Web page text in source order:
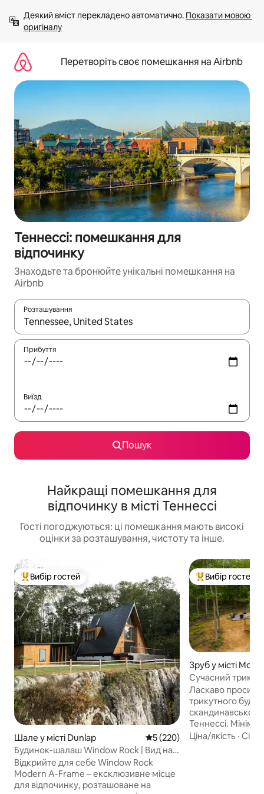
вмісту
Деякий вміст перекладено автоматично. Показати мовою
оригіналу
Перетворіть своє помешкання на Airbnb
Теннессі: помешкання для
відпочинку
Знаходьте та бронюйте унікальні помешкання на
Airbnb
Розташування
Отримавши результати пошуку, використовуйте для
Прибуття
Виїзд
Пошук
Найкращі помешкання для
відпочинку в місті Теннессі
Гості погоджуються: ці помешкання мають високі
оцінки за розташування, чистоту та інше.
Топ вибір гостей
Вибір гостей
Шале у місті Dunlap Середня оцінка: 5 з 5,
5 (220)
Будинок-шалаш Window Rock | Вид на
скелі, гідромасажна ванна, топ-1%
Відкрийте для себе Window Rock
Modern A-Frame – ексклюзивне місце
для відпочинку, розташоване на
Топ вибір гостей
Вибір гостей
Зруб у місті
Сучасний
Монтіглі з
Ласкаво
трикутного
скандинавському
Теннессі.
елегантний, що
Ціна/якість ·Сім’я